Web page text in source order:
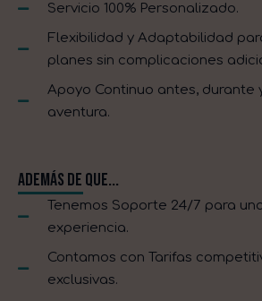
Servicio 100% Personalizado.
Flexibilidad y Adaptabilidad
planes sin complicaciones
Apoyo Continuo antes, durante
aventura.
Además de que...
Tenemos Soporte 24/7 para
experiencia.
Contamos con Tarifas
exclusivas.